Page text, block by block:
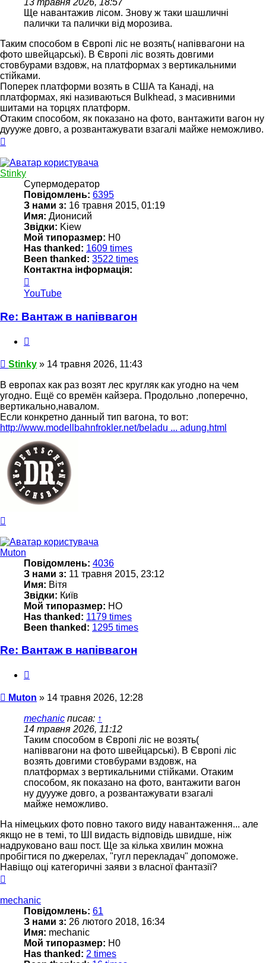
13 травня 2026, 18:57
Ще навантажив лісом. Знову ж таки шашличні
палички та палички від морозива.
Таким способом в Європі ліс не возять( напіввагони на
фото швейцарські). В Європі ліс возять довгими
стовбурами вздовж, на платформах з вертикальними
стійками.
Поперек платформи возять в США та Канаді, на
платформах, які називаються Bulkhead, з масивними
шитами на торцях платформ.
Отаким способом, як показано на фото, вантажити вагон ну
дуууже довго, а розвантажувати взагалі майже неможливо.
Stinky
Супермодератор
Повідомлень: 6395
З нами з: 16 травня 2015, 01:19
Имя: Дионисий
Звідки: Kiew
Мой типоразмер: Н0
Has thanked: 1609 times
Been thanked: 3522 times
Контактна інформація:
інформація
користувача
YouTube
Re: Вантаж в напіввагон
Повідомлення
Stinky » 14 травня 2026, 11:43
В европах как раз возят лес кругляк как угодно на чем
угодно. Ещё со времён кайзера. Продольно ,поперечно,
вертикально,навалом.
Если конкретно данный тип вагона, то вот:
http://www.modellbahnfrokler.net/beladu ... adung.html
Muton
Повідомлень: 4036
З нами з: 11 травня 2015, 23:12
Имя: Вітя
Звідки: Київ
Мой типоразмер: НО
Has thanked: 1179 times
Been thanked: 1295 times
Re: Вантаж в напіввагон
Повідомлення
Muton » 14 травня 2026, 12:28
mechanic писав: ↑
14 травня 2026, 11:12
Таким способом в Європі ліс не возять(
напіввагони на фото швейцарські). В Європі ліс
возять довгими стовбурами вздовж, на
платформах з вертикальними стійками. Отаким
способом, як показано на фото, вантажити вагон
ну дуууже довго, а розвантажувати взагалі
майже неможливо.
На німецьких фото повно такого виду навантаження... але
якщо не в темі, то ШІ видасть відповідь швидше, ніж
надруковано ваш пост. Ще за кілька хвилин можна
пробігтися по джерелах, "гугл перекладач" допоможе.
Навіщо оці категоричні заяви з власної фантазії?
mechanic
Повідомлень: 61
З нами з: 26 лютого 2018, 16:34
Имя: mechanic
Мой типоразмер: H0
Has thanked: 2 times